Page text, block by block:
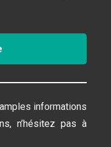
informations
n’hésitez pas à